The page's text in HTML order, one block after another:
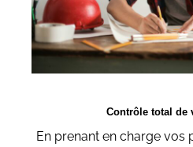
Contrôle total de
En prenant en charge vos